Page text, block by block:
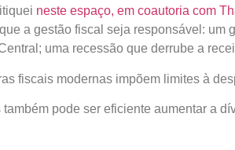
neste espaço, em coautoria com
a gestão fiscal seja responsável:
uma recessão que derrube a
fiscais modernas impõem limites à
também pode ser eficiente aumentar a